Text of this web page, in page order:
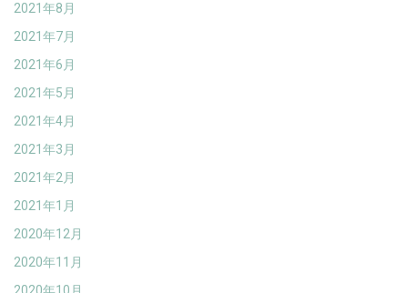
2021年8月
2021年7月
2021年6月
2021年5月
2021年4月
2021年3月
2021年2月
2021年1月
2020年12月
2020年11月